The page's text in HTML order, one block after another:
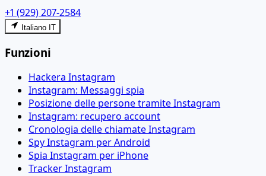
+1 (929) 207-2584
Italiano IT
Funzioni
Hackera Instagram
Instagram: Messaggi spia
Posizione delle persone tramite Instagram
Instagram: recupero account
Cronologia delle chiamate Instagram
Spy Instagram per Android
Spia Instagram per iPhone
Tracker Instagram